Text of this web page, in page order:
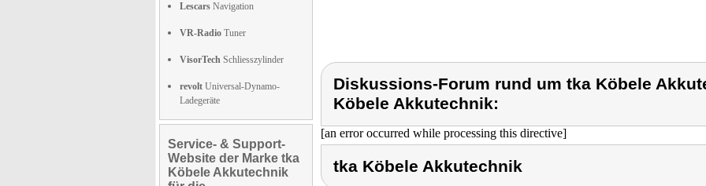
Lescars Navigation
VR-Radio Tuner
VisorTech Schliesszylinder
revolt Universal-Dynamo-
Ladegeräte
Service- & Support-
Website der Marke tka
Köbele Akkutechnik
Diskussions-Forum rund um tka Köbele
Köbele Akkutechnik:
[an error occurred while processing this directive]
tka Köbele Akkutechnik